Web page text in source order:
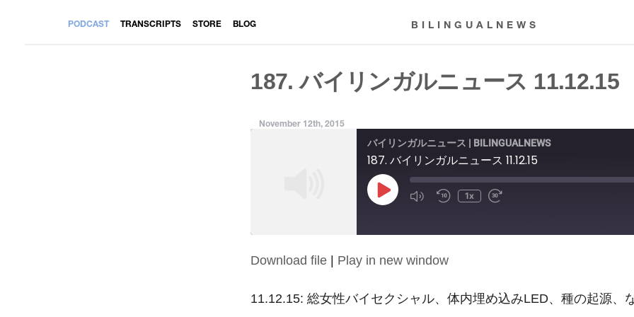
PODCAST TRANSCRIPTS STORE BLOG BILINGUALNEWS
187. バイリンガルニュース 11.12.15
November 12th, 2015
バイリンガルニュース | BILINGUALNEWS
187. バイリンガルニュース 11.12.15
Play
Episode
1x
SHARE
LINK
Download file | Play in new window
11.12.15: 総女性バイセクシャル、体内埋め込みLED、種の起源、